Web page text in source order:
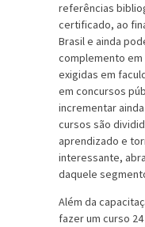
referências
certificado, ao
Brasil e ainda
complemento
exigidas em
em concursos
incrementar
cursos são
aprendizado e
interessante,
daquele
Além da
fazer um curso